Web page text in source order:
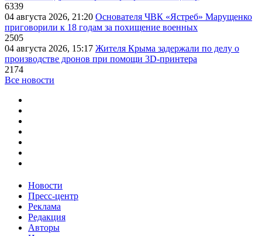
6339
04 августа 2026, 21:20 Основателя ЧВК «Ястреб» Марущенко
приговорили к 18 годам за похищение военных
2505
04 августа 2026, 15:17 Жителя Крыма задержали по делу о
производстве дронов при помощи 3D‑принтера
2174
Все новости
Новости
Пресс-центр
Реклама
Редакция
Авторы